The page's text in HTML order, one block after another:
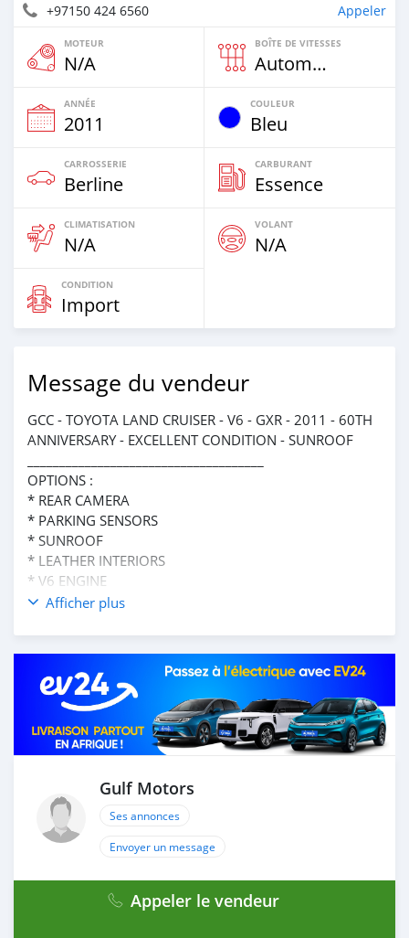
+97150 424 6560 Appeler
MOTEUR
N/A
BOÎTE DE VITESSES
Automatique
ANNÉE
2011
COULEUR
Bleu
CARROSSERIE
Berline
CARBURANT
Essence
CLIMATISATION
N/A
VOLANT
N/A
CONDITION
Import
Message du vendeur
GCC - TOYOTA LAND CRUISER - V6 - GXR - 2011 - 60TH
ANNIVERSARY - EXCELLENT CONDITION - SUNROOF
OPTIONS :
* REAR CAMERA
* PARKING SENSORS
* SUNROOF
* LEATHER INTERIORS
* V6 ENGINE
AND MANY MORE
CASH PURCHASE
---------------------------
DOCUMENTS REQUIRED
* EMIRATES ID
* DRIVING LICENSE
------------------------
Employed:
* Salary Certificate
* 3 month bank statement with original stamp
Afficher plus
Gulf Motors
Ses annonces
Envoyer un message
Appeler le vendeur